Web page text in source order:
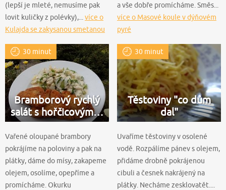
(lepší je mleté, nemusíme pak
lovit kuličky z polévky),... více o
Kulajda se zakysanou smetanou
a vše dobře promícháme. Směs...
více o Masové koule v dýňovém
pyré
30 minut
Bramborový rychlý
salát s hořčicovým…
Vařené oloupané brambory
pokrájíme na poloviny a pak na
plátky, dáme do mísy, zakapeme
olejem, osolíme, opepříme a
promícháme. Okurku
30 minut
Těstoviny "co dům
dal"
Uvaříme těstoviny v osolené
vodě. Rozpálíme pánev s olejem,
přidáme drobně pokrájenou
cibuli a česnek nakrájený na
plátky. Necháme zesklovatět....